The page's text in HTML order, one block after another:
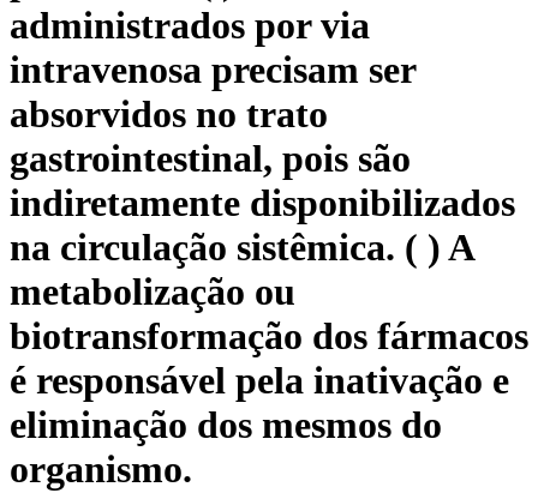
administrados por via
intravenosa precisam ser
absorvidos no trato
gastrointestinal, pois são
indiretamente disponibilizados
na circulação sistêmica. ( ) A
metabolização ou
biotransformação dos fármacos
é responsável pela inativação e
eliminação dos mesmos do
organismo.